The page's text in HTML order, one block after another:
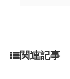
関連記事